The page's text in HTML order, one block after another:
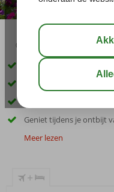
02:50
Direct aan het strand en
Kleinschalig hotel
Geniet tijdens je ontbijt
Meer lezen
+